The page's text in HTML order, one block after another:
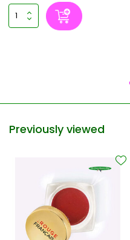
Previously viewed